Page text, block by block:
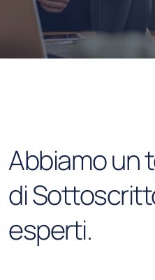
Abbiamo un
di
esperti.